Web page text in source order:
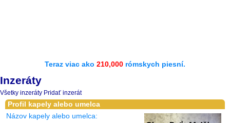
Teraz viac ako 210,000 rómskych piesní.
Inzeráty
Všetky inzeráty Pridať inzerát
Profil kapely alebo umelca
Názov kapely alebo umelca: